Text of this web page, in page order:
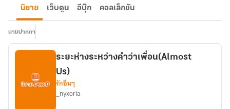
นิยาย เว็บตูน อีบุ๊ก คอลเล็กชัน
นามปากกา
ระยะห่างระหว่างคำว่าเพื่อน(Almost
Us)
รักอื่นๆ
_nyxoria